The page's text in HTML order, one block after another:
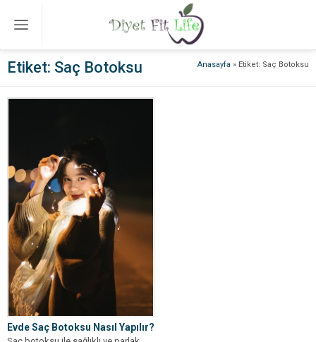
Anasayfa » Etiket: Saç Botoksu
Etiket: Saç Botoksu
Evde Saç Botoksu Nasıl Yapılır?